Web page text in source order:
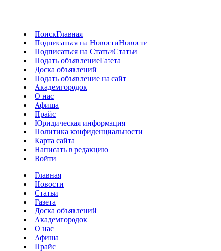
ПоискГлавная
Подписаться на НовостиНовости
Подписаться на СтатьиСтатьи
Подать объявлениеГазета
Доска объявлений
Подать объявление на сайт
Академгородок
О нас
Афиша
Прайс
Юридическая информация
Политика конфиденциальности
Карта сайта
Написать в редакцию
Войти
Главная
Новости
Статьи
Газета
Доска объявлений
Академгородок
О нас
Афиша
Прайс